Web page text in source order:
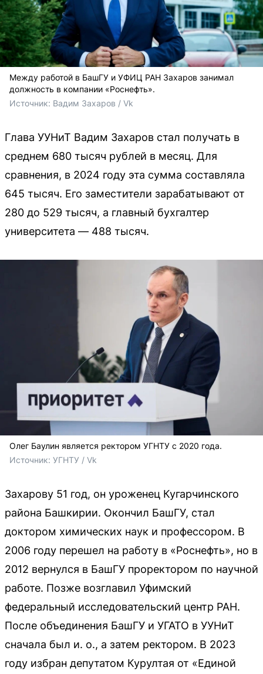
Между работой в БашГУ и УФИЦ РАН Захаров занимал
должность в компании «Роснефть».
Источник: Вадим Захаров / Vk
Глава УУНиТ Вадим Захаров стал получать в
среднем 680 тысяч рублей в месяц. Для
сравнения, в 2024 году эта сумма составляла
645 тысяч. Его заместители зарабатывают от
280 до 529 тысяч, а главный бухгалтер
университета — 488 тысяч.
Олег Баулин является ректором УГНТУ с 2020 года.
Источник: УГНТУ / Vk
Захарову 51 год, он уроженец Кугарчинского
района Башкирии. Окончил БашГУ, стал
доктором химических наук и профессором. В
2006 году перешел на работу в «Роснефть», но в
2012 вернулся в БашГУ проректором по научной
работе. Позже возглавил Уфимский
федеральный исследовательский центр РАН.
После объединения БашГУ и УГАТО в УУНиТ
сначала был и. о., а затем ректором. В 2023
году избран депутатом Курултая от «Единой